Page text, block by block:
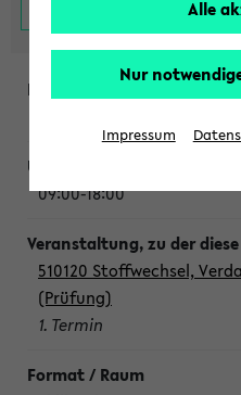
09:00-18:00
510120 Stoffwechsel,
(Prüfung)
1. Termin
Alle
Nur
Impressum